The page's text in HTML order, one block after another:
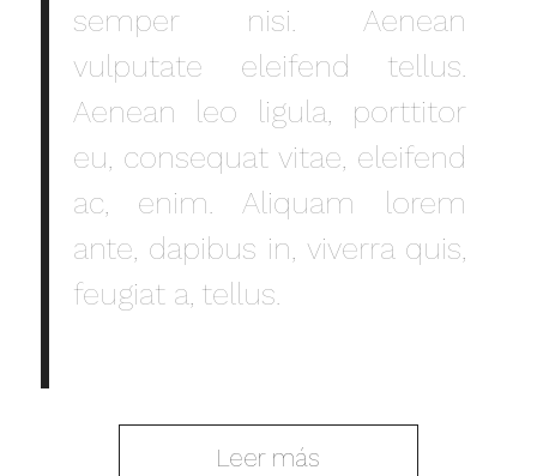
semper nisi. Aenean
vulputate eleifend tellus.
Aenean leo ligula, porttitor
eu, consequat vitae, eleifend
ac, enim. Aliquam lorem
ante, dapibus in, viverra quis,
feugiat a, tellus.
Leer más